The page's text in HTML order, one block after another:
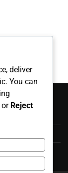
deliver
You can
or Reject